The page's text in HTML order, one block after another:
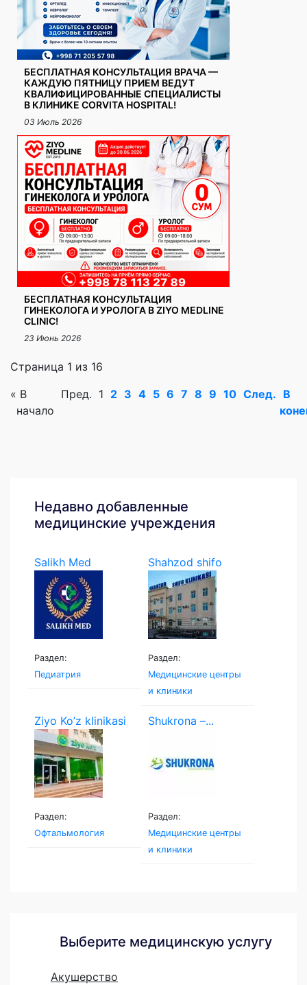
БЕСПЛАТНАЯ КОНСУЛЬТАЦИЯ ВРАЧА —
КАЖДУЮ ПЯТНИЦУ ПРИЕМ ВЕДУТ
КВАЛИФИЦИРОВАННЫЕ СПЕЦИАЛИСТЫ
В КЛИНИКЕ CORVITA HOSPITAL!
03 Июль 2026
БЕСПЛАТНАЯ КОНСУЛЬТАЦИЯ
ГИНЕКОЛОГА И УРОЛОГА В ZIYO MEDLINE
CLINIC!
23 Июнь 2026
Страница 1 из 16
« В
начало
Пред. 1 2 3 4 5 6 7 8 9 10 След. В
Недавно добавленные
медицинские учреждения
Salikh Med
Раздел:
Педиатрия
Shahzod shifo
klinikasi
Раздел:
Медицинские центры
и клиники
Ziyo Ko’z klinikasi
Раздел:
Офтальмология
Shukrona –...
Раздел:
Медицинские центры
и клиники
Выберите медицинскую услугу
Акушерство